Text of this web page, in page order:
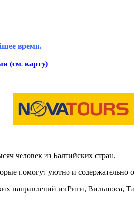
время.
(см. карту)
человек из Балтийских стран.
помогут уютно и содержательно
направлений из Риги, Вильнюса,